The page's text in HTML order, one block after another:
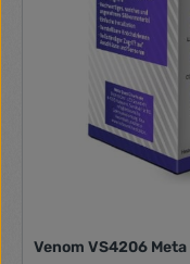
Venom VS4206